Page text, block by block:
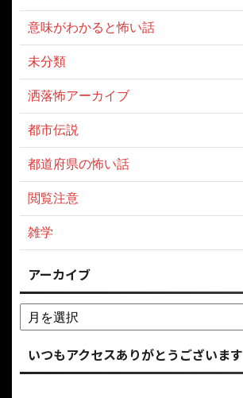
意味がわかると怖い話
未分類
洒落怖アーカイブ
都市伝説
都道府県の怖い話
閲覧注意
雑学
アーカイブ
いつもアクセスありがとうございます